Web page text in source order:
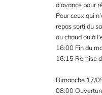
d’avance pour
Pour ceux qui
repas sorti du
au chaud ou à
16:00 Fin du
16:15 Remise
Dimanche 17/
08:00